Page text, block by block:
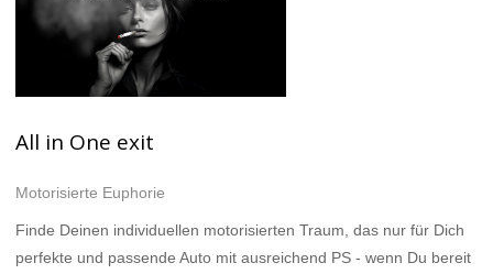
All in One exit
Motorisierte Euphorie
Finde Deinen individuellen motorisierten Traum, das nur für Dich
perfekte und passende Auto mit ausreichend PS - wenn Du bereit